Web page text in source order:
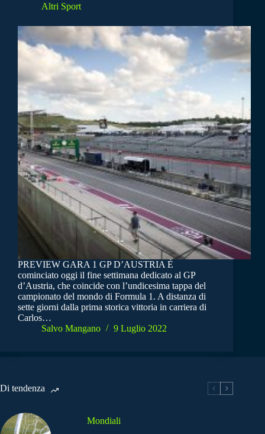
Altri Sport
PREVIEW GARA 1 GP D’AUSTRIA È
cominciato oggi il fine settimana dedicato al GP
d’Austria, che coincide con l’undicesima tappa del
campionato del mondo di Formula 1. A distanza di
sette giorni dalla prima storica vittoria in carriera di
Carlos…
Salvo Mangano
9 Luglio 2022
Di tendenza
Mondiali